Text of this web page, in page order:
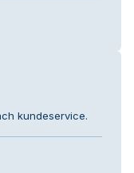
kundeservice.